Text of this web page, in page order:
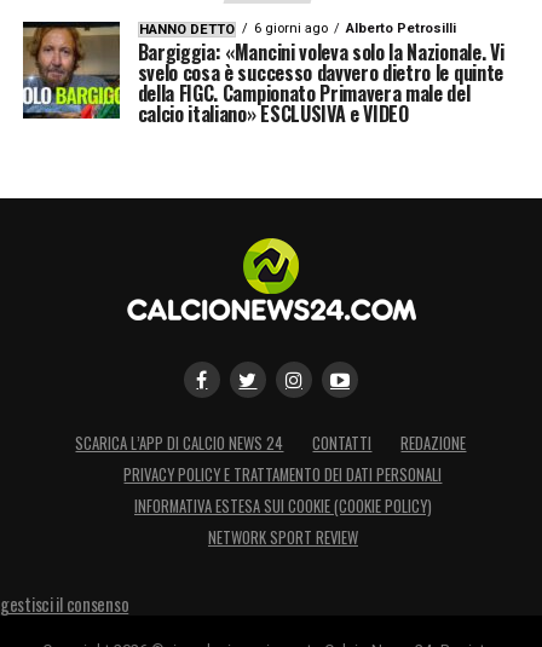
HANNO DETTO 6 giorni ago Alberto Petrosilli
Bargiggia: «Mancini voleva solo la Nazionale. Vi
svelo cosa è successo davvero dietro le quinte
della FIGC. Campionato Primavera male del
calcio italiano» ESCLUSIVA e VIDEO
SCARICA L’APP DI CALCIO NEWS 24 CONTATTI
REDAZIONE
PRIVACY POLICY E TRATTAMENTO DEI DATI PERSONALI
INFORMATIVA ESTESA SUI COOKIE (COOKIE POLICY)
NETWORK SPORT REVIEW
gestisci il consenso